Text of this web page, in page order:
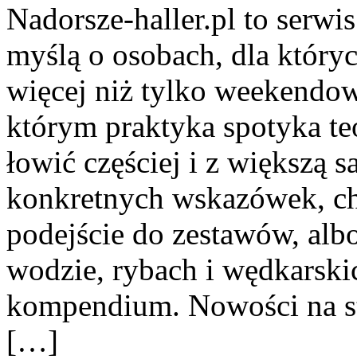
Nadorsze-haller.pl to
myślą o osobach, dla
więcej niż tylko
którym praktyka spotyka
łowić częściej i z większą
konkretnych wskazówek,
podejście do zestawów,
wodzie, rybach i
kompendium. Nowości na
[…]